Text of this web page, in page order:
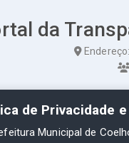
da
de Privacidade
Municipal de